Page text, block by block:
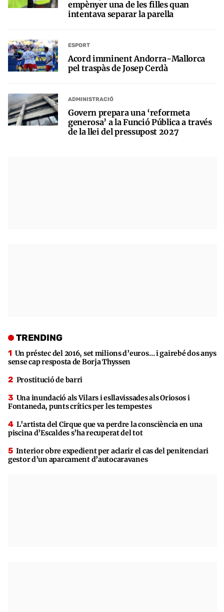
empènyer una de les filles quan
intentava separar la parella
ESPORT
Acord imminent Andorra-Mallorca
pel traspàs de Josep Cerdà
ADMINISTRACIÓ
Govern prepara una ‘reformeta
generosa’ a la Funció Pública a través
de la llei del pressupost 2027
TRENDING
Un préstec del 2016, set milions d’euros… i gairebé dos anys
sense cap resposta de Borja Thyssen
Prostitució de barri
Una inundació als Vilars i esllavissades als Oriosos i
Fontaneda, punts crítics per les tempestes
L’artista del Cirque que va perdre la consciència en una
piscina d’Escaldes s’ha recuperat del tot
Interior obre expedient per aclarir el cas del penitenciari
gestor d’un aparcament d’autocaravanes